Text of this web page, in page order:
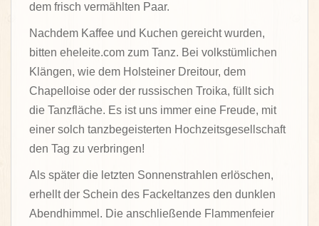
dem frisch vermählten Paar.
Nachdem Kaffee und Kuchen gereicht wurden,
bitten eheleite.com zum Tanz. Bei volkstümlichen
Klängen, wie dem Holsteiner Dreitour, dem
Chapelloise oder der russischen Troika, füllt sich
die Tanzfläche. Es ist uns immer eine Freude, mit
einer solch tanzbegeisterten Hochzeitsgesellschaft
den Tag zu verbringen!
Als später die letzten Sonnenstrahlen erlöschen,
erhellt der Schein des Fackeltanzes den dunklen
Abendhimmel. Die anschließende Flammenfeier